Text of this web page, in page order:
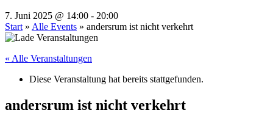
7. Juni 2025 @ 14:00 - 20:00
Start » Alle Events » andersrum ist nicht verkehrt
« Alle Veranstaltungen
Diese Veranstaltung hat bereits stattgefunden.
andersrum ist nicht verkehrt